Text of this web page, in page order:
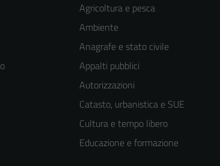
Agricoltura e pesca
Ambiente
Anagrafe e stato civile
Appalti pubblici
Autorizzazioni
Catasto, urbanistica e SUE
Cultura e tempo libero
Educazione e formazione